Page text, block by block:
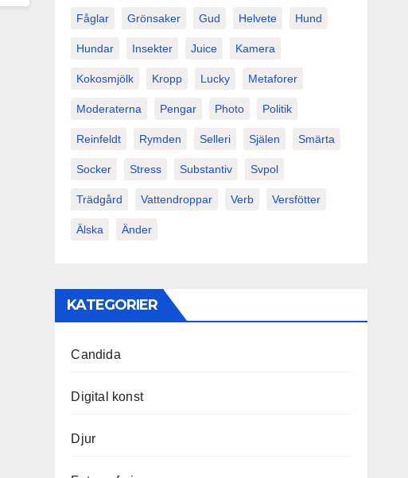
Fåglar Grönsaker Gud Helvete Hund
Hundar Insekter Juice Kamera
Kokosmjölk Kropp Lucky Metaforer
Moderaterna Pengar Photo Politik
Reinfeldt Rymden Selleri Själen Smärta
Socker Stress Substantiv Svpol
Trädgård Vattendroppar Verb Versfötter
Älska Änder
KATEGORIER
Candida
Digital konst
Djur